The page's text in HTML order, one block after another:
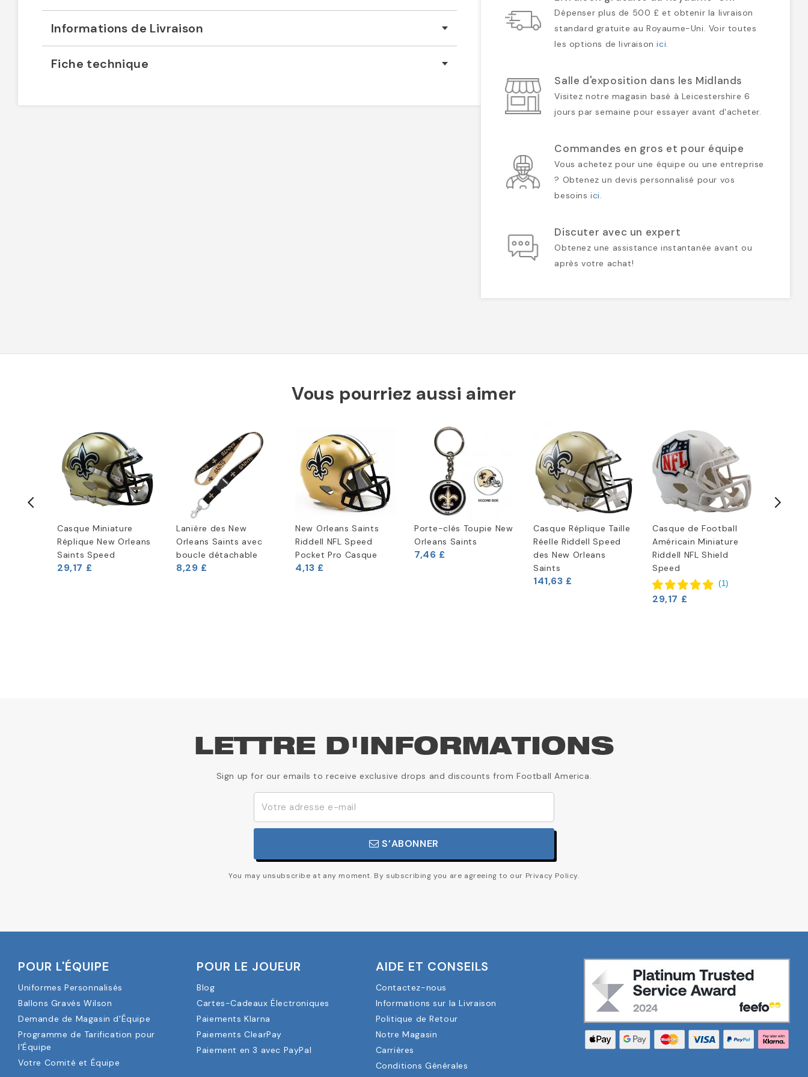
Informations de Livraison
Fiche technique
Dépenser plus de 500 £ et obtenir la livraison
standard gratuite au Royaume-Uni. Voir toutes
les options de livraisonici.
Salle d'exposition dans les Midlands
Visitez notre magasin basé à Leicestershire 6
jours par semaine pour essayer avant d'acheter.
Commandes en gros et pour équipe
Vous achetez pour une équipe ou une entreprise
? Obtenez un devis personnalisé pour vos
besoinsici.
Discuter avec un expert
Obtenez une assistance instantanée avant ou
après votre achat!
Vous pourriez aussi aimer
Casque Miniature
Réplique New Orleans
Saints Speed
29,17 £
Lanière des New
Orleans Saints avec
boucle détachable
8,29 £
New Orleans Saints
Riddell NFL Speed
Pocket Pro Casque
4,13 £
Porte-clés Toupie New
Orleans Saints
7,46 £
Casque Réplique Taille
Réelle Riddell Speed
des New Orleans
Saints
141,63 £
Casque de Football
Américain Miniature
Riddell NFL Shield
Speed
(1)
29,17 £
LETTRE D'INFORMATIONS
Sign up for our emails to receive exclusive drops and discounts from Football America.
S’ABONNER
You may unsubscribe at any moment. By subscribing you are agreeing to our Privacy Policy.
POUR L'ÉQUIPE
Uniformes Personnalisés
Ballons Gravés Wilson
Demande de Magasin d'Équipe
Programme de Tarification pour
l'Équipe
Votre Comité et Équipe
POUR LE JOUEUR
Blog
Cartes-Cadeaux Électroniques
Paiements Klarna
Paiements ClearPay
Paiement en 3 avec PayPal
AIDE ET CONSEILS
Contactez-nous
Informations sur la Livraison
Politique de Retour
Notre Magasin
Carrières
Conditions Générales